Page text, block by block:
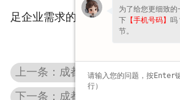
足企业需求的供应商，才能为生
上一条：成都高纯石墨表面性质
为了给您更细致
下 【手机号码】 吗
节。